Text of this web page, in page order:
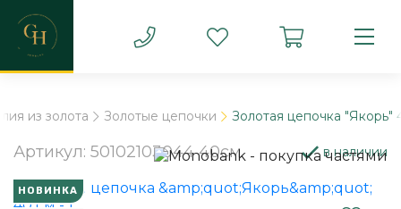
из золота Золотые цепочки Золотая цепочка "Якорь"
НОВИНКА
Артикул: 50102103044 40см в наличии